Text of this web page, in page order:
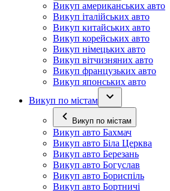
Викуп американських авто
Викуп італійських авто
Викуп китайських авто
Викуп корейських авто
Викуп німецьких авто
Викуп вітчизняних авто
Викуп французьких авто
Викуп японських авто
Викуп по містам
Викуп по містам
Викуп авто Бахмач
Викуп авто Біла Церква
Викуп авто Березань
Викуп авто Богуслав
Викуп авто Бориспіль
Викуп авто Бортничі